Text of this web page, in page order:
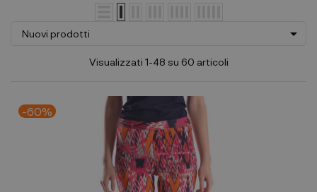
Nuovi prodotti 
Visualizzati 1-48 su 60 articoli
-60%